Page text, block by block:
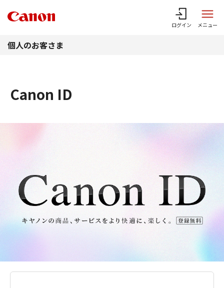
ログイン メニュー
個人のお客さま
Canon ID